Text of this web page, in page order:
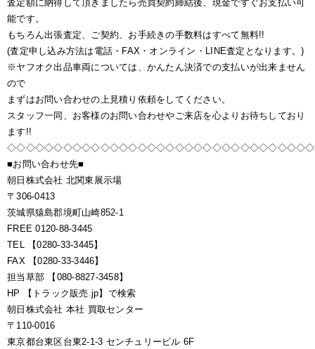
査定額に納得して頂きましたら売買契約締結後、現金ですぐお支払い可
能です。
もちろん出張査定、ご契約、お手続きの手数料はすべて無料!!
(査定申し込み方法は電話・FAX・オンライン・LINE査定となります。)
※ヤフオク出品車両については、かんたん決済での支払いが出来ません
ので
まずはお問い合わせの上見積り依頼をしてください。
スタッフ一同、お客様のお問い合わせやご来店を心よりお待ちしており
ます!!
■お問い合わせ先■
朝日株式会社 北関東展示場
〒306-0413
茨城県猿島郡境町山崎852-1
FREE 0120-88-3445
TEL 【0280-33-3445】
FAX 【0280-33-3446】
担当草部 【080-8827-3458】
HP 【トラック販売.jp】で検索
朝日株式会社 本社 買取センター
〒110-0016
東京都台東区台東2-1-3 センチュリービル 6F